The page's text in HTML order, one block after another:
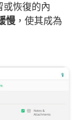
或恢復的內
慢 ，使其成為